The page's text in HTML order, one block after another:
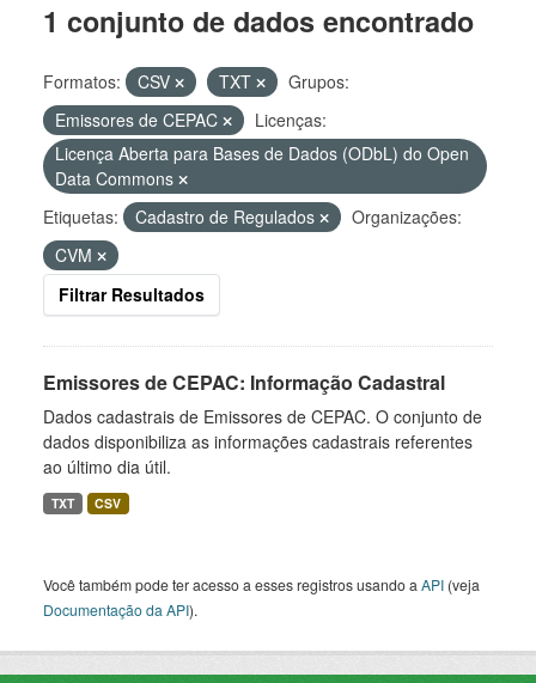
1 conjunto de dados encontrado
Formatos: CSV TXT
Grupos:
Emissores de CEPAC
Licenças:
Licença Aberta para Bases de Dados (ODbL) do Open
Data Commons
Etiquetas:
Cadastro de Regulados
Organizações:
CVM
Filtrar Resultados
Emissores de CEPAC: Informação Cadastral
Dados cadastrais de Emissores de CEPAC. O conjunto de
dados disponibiliza as informações cadastrais referentes
ao último dia útil.
TXT CSV
Você também pode ter acesso a esses registros usando a API (veja
Documentação da API).